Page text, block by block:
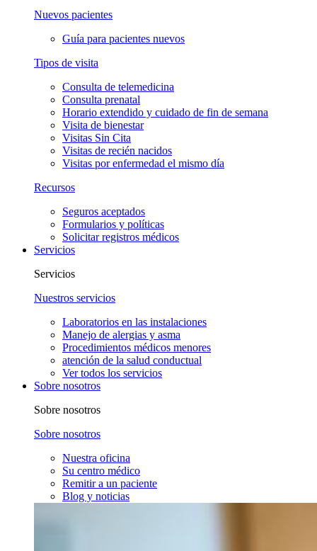
Nuevos pacientes
Guía para pacientes nuevos
Tipos de visita
Consulta de telemedicina
Consulta prenatal
Horario extendido y cuidado de fin de semana
Visita de bienestar
Visitas Sin Cita
Visitas de recién nacidos
Visitas por enfermedad el mismo día
Recursos
Seguros aceptados
Formularios y políticas
Solicitar registros médicos
Servicios
Servicios
Nuestros servicios
Laboratorios en las instalaciones
Manejo de alergias y asma
Procedimientos médicos menores
atención de la salud conductual
Ver todos los servicios
Sobre nosotros
Sobre nosotros
Sobre nosotros
Nuestra oficina
Su centro médico
Remitir a un paciente
Blog y noticias